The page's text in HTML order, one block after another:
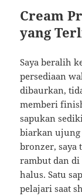
Cream
yang
Saya beralih
persediaan
dibaurkan,
memberi
sapukan
biarkan
bronzer, saya
rambut dan
halus. Satu
pelajari saat